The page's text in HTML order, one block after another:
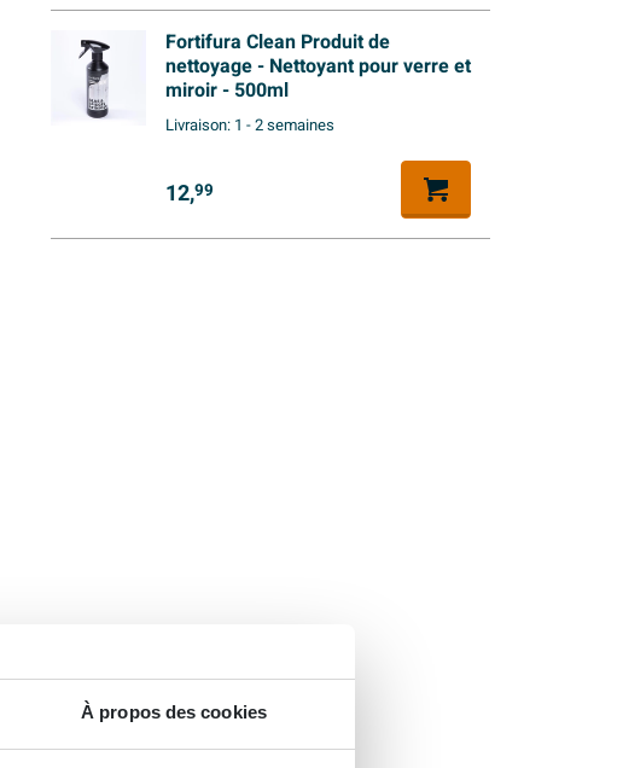
À propos des cookies
Fortifura Clean Produit de
nettoyage - Nettoyant pour verre et
miroir - 500ml
Livraison: 1 - 2 semaines
12,99